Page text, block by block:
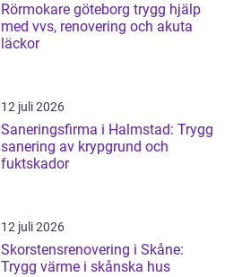
Rörmokare göteborg trygg hjälp
med vvs, renovering och akuta
läckor
12 juli 2026
Saneringsfirma i Halmstad: Trygg
sanering av krypgrund och
fuktskador
12 juli 2026
Skorstensrenovering i Skåne:
Trygg värme i skånska hus